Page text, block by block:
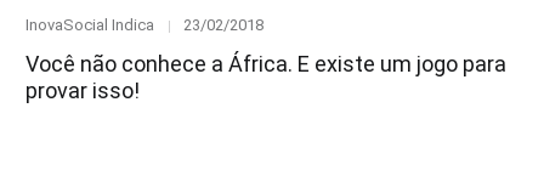
Category
InovaSocial Indica
Posted
23/02/2018
Você não conhece a África. E existe um jogo para
provar isso!